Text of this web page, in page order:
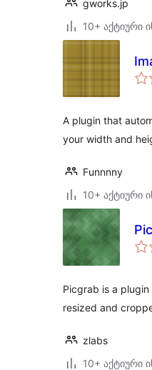
gworks.jp
10+ აქტიური
A plugin that
your width and
Funnnny
10+ აქტიური
Picgrab is a
resized and
zlabs
10+ აქტიური